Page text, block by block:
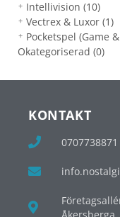
Intellivision(10)
Vectrex & Luxor(1)
Pocketspel (Game
Okategoriserad (0)
KONTAKT